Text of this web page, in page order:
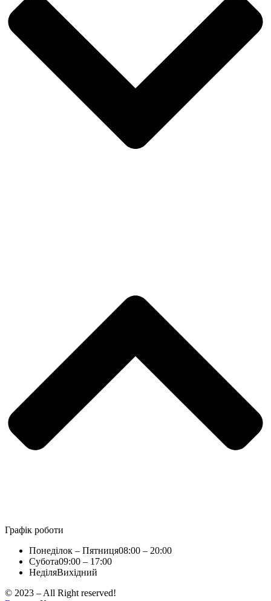
Графік роботи
Понеділок – Пятниця08:00 – 20:00
Субота09:00 – 17:00
НеділяВихідний
© 2023 – All Right reserved!